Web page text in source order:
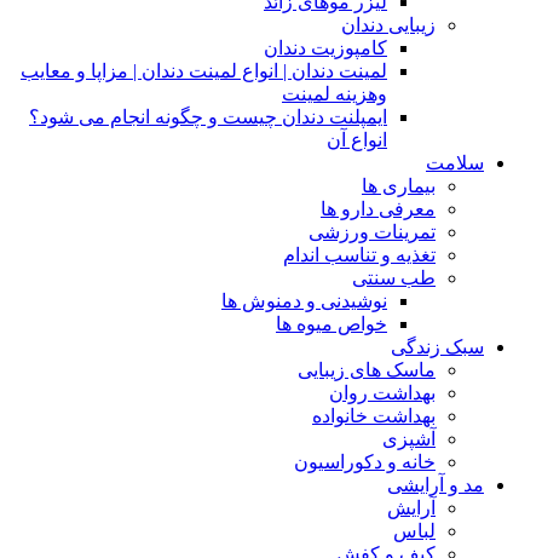
زیبایی دندان
کامپوزیت دندان
لمینت دندان | انواع لمینت دندان | مزاپا و معایب
وهزینه لمینت
ایمپلنت دندان چیست و چگونه انجام می شود؟
انواع آن
سلامت
بیماری ها
معرفی دارو ها
تمرینات ورزشی
تغذیه و تناسب اندام
طب سنتی
نوشیدنی و دمنوش ها
خواص میوه ها
سبک زندگی
ماسک های زیبایی
بهداشت روان
بهداشت خانواده
آشپزی
خانه و دکوراسیون
مد و آرایشی
آرایش
لباس
کیف و کفش